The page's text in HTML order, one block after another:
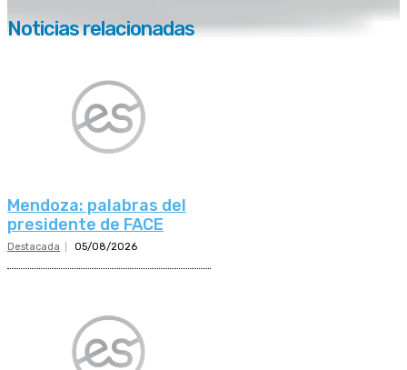
Noticias relacionadas
Mendoza: palabras del
presidente de FACE
Destacada 05/08/2026